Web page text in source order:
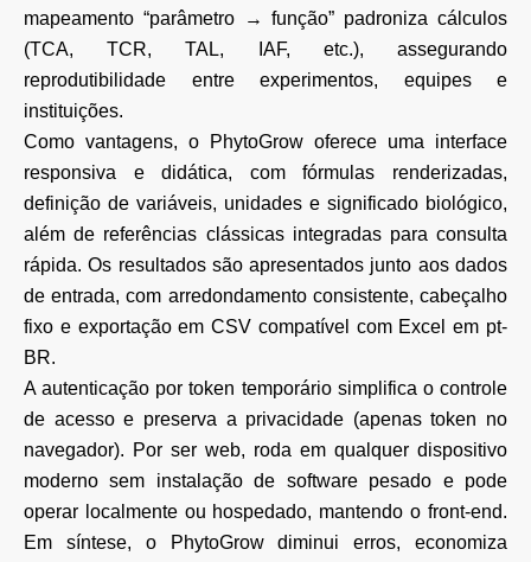
mapeamento “parâmetro → função” padroniza cálculos
(TCA, TCR, TAL, IAF, etc.),
assegurando
reprodutibilidade entre experimentos, equipes e
instituições.
Como vantagens, o PhytoGrow oferece uma interface
responsiva e didática, com fórmulas
renderizadas,
definição de variáveis, unidades e significado biológico,
além de referências clássicas integradas para consulta
rápida. Os resultados são apresentados junto aos dados
de entrada, com arredondamento consistente, cabeçalho
fixo e exportação em CSV compatível com Excel em pt-
BR.
A autenticação por token temporário simplifica o controle
de acesso e preserva a privacidade (apenas token no
navegador). Por ser web, roda em qualquer dispositivo
moderno sem instalação de software pesado e pode
operar localmente ou hospedado, mantendo o front-end.
Em síntese, o
PhytoGrow diminui erros, economiza